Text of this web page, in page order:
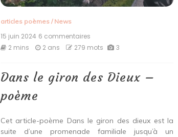
articles poèmes/ News
15 juin 2024 6 commentaires
Dans
des Dieux
–
2 mins 2 ans 279 mots 3
Dans le giron des Dieux –
poème
Cet article-poème Dans le giron des dieux est la
suite d’une promenade familiale jusqu’à un